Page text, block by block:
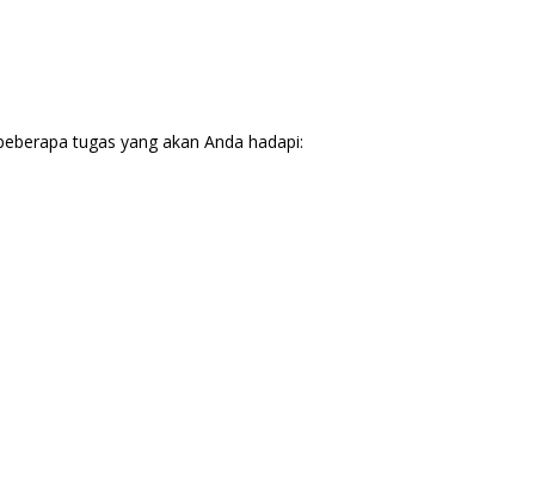
tugas yang akan Anda hadapi: